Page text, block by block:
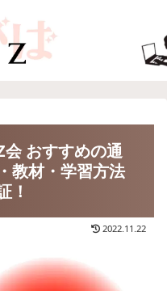
会 おすすめの通
教材・学習方法
！
2022.11.22